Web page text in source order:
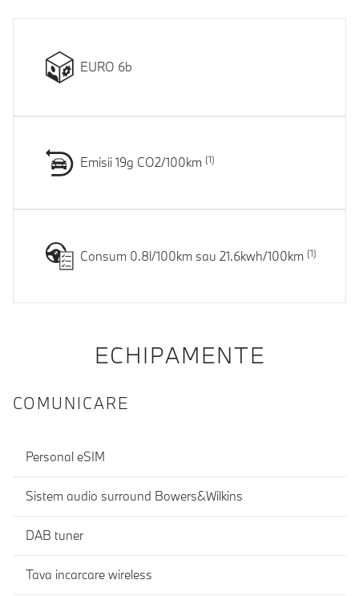
EURO 6b
Emisii 19g CO2/100km
Consum 0.8l/100km sau 21.6kwh/100km
ECHIPAMENTE
COMUNICARE
Personal eSIM
Sistem audio surround Bowers&Wilkins
DAB tuner
Tava incarcare wireless